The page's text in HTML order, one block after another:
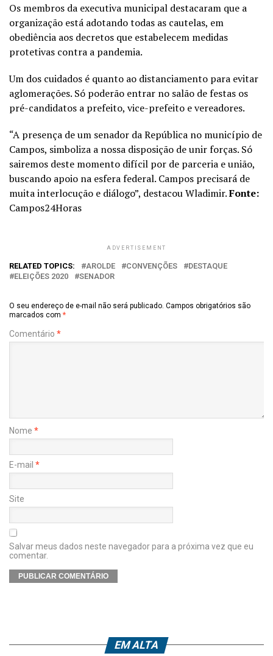
Os membros da executiva municipal destacaram que a
organização está adotando todas as cautelas, em
obediência aos decretos que estabelecem medidas
protetivas contra a pandemia.
Um dos cuidados é quanto ao distanciamento para evitar
aglomerações. Só poderão entrar no salão de festas os
pré-candidatos a prefeito, vice-prefeito e vereadores.
“A presença de um senador da República no município de
Campos, simboliza a nossa disposição de unir forças. Só
sairemos deste momento difícil por de parceria e união,
buscando apoio na esfera federal. Campos precisará de
muita interlocução e diálogo”, destacou Wladimir.Fonte:
Campos24Horas
ADVERTISEMENT
RELATED TOPICS: AROLDE CONVENÇÕES
DESTAQUE
ELEIÇÕES 2020
SENADOR
O seu endereço de e-mail não será publicado. Campos obrigatórios são
marcados com *
Comentário *
Nome *
E-mail *
Site
Salvar meus dados neste navegador para a próxima vez que eu
comentar.
EM ALTA